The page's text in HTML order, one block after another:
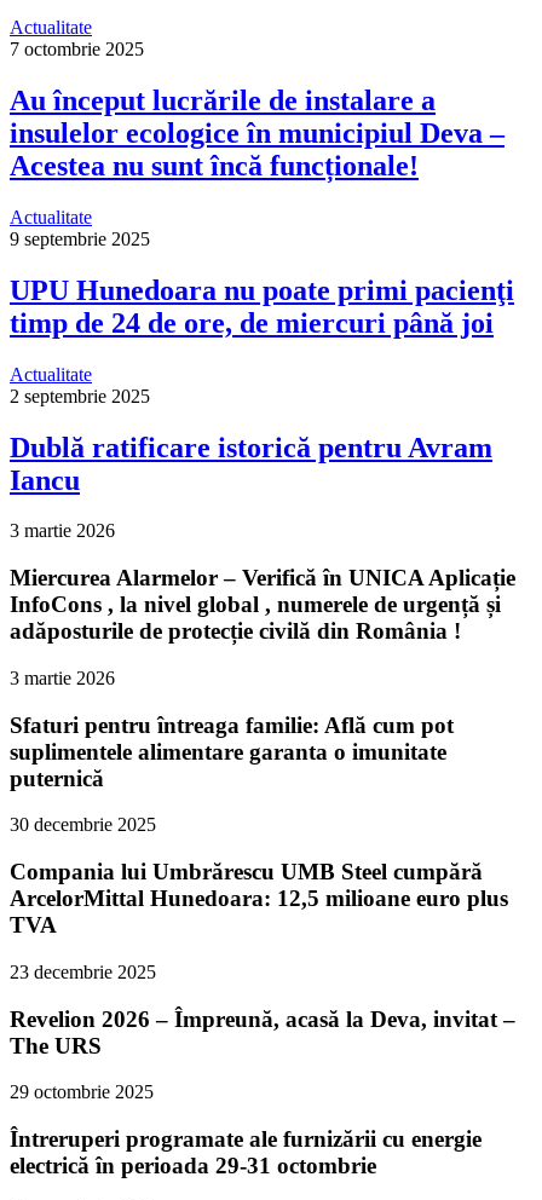
Actualitate
7 octombrie 2025
Au început lucrările de instalare a
insulelor ecologice în municipiul Deva –
Acestea nu sunt încă funcționale!
Actualitate
9 septembrie 2025
UPU Hunedoara nu poate primi pacienţi
timp de 24 de ore, de miercuri până joi
Actualitate
2 septembrie 2025
Dublă ratificare istorică pentru Avram
Iancu
3 martie 2026
Miercurea Alarmelor – Verifică în UNICA Aplicație
InfoCons , la nivel global , numerele de urgență și
adăposturile de protecție civilă din România !
3 martie 2026
Sfaturi pentru întreaga familie: Află cum pot
suplimentele alimentare garanta o imunitate
puternică
30 decembrie 2025
Compania lui Umbrărescu UMB Steel cumpără
ArcelorMittal Hunedoara: 12,5 milioane euro plus
TVA
23 decembrie 2025
Revelion 2026 – Împreună, acasă la Deva, invitat –
The URS
29 octombrie 2025
Întreruperi programate ale furnizării cu energie
electrică în perioada 29-31 octombrie